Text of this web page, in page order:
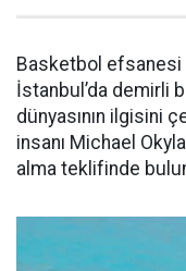
Basketbol efsanesi
İstanbul’da demirli
dünyasının ilgisini
insanı Michael
alma teklifinde